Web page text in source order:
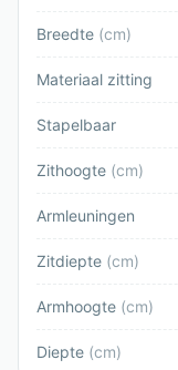
Breedte (cm)
Materiaal zitting
Stapelbaar
Zithoogte (cm)
Armleuningen
Zitdiepte (cm)
Armhoogte (cm)
Diepte (cm)